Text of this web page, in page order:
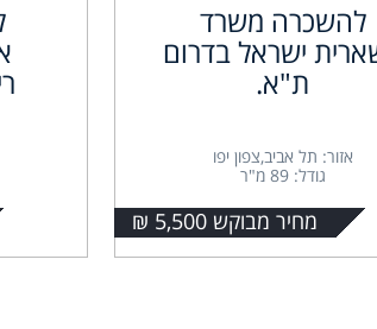
להשכרה משרד
ישראל בדרום
ת"א.
אזור: תל אביב,צפון יפו
גודל: 89 מ"ר
מחיר מבוקש 5,500 ₪